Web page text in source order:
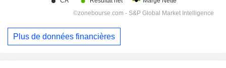
Plus de données financières